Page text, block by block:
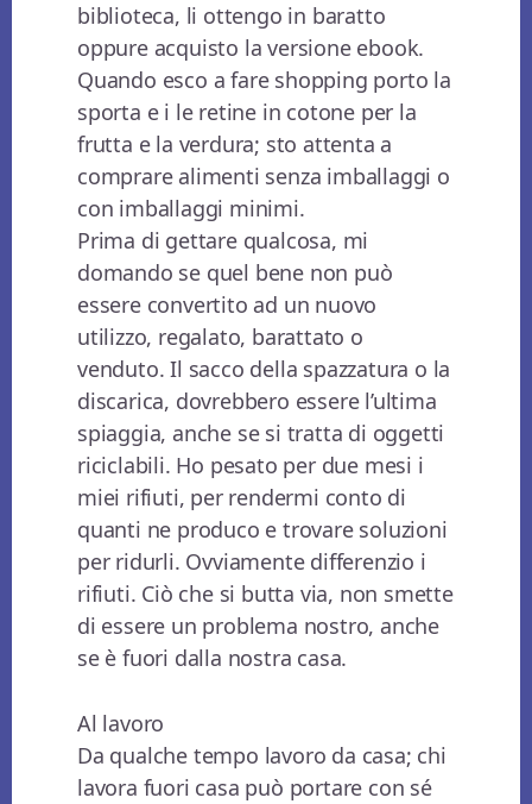
biblioteca, li ottengo in baratto
oppure acquisto la versione ebook.
Quando esco a fare shopping porto la
sporta e i le retine in cotone per la
frutta e la verdura; sto attenta a
comprare alimenti senza imballaggi o
con imballaggi minimi.
Prima di gettare qualcosa, mi
domando se quel bene non può
essere convertito ad un nuovo
utilizzo, regalato, barattato o
venduto. Il sacco della spazzatura o la
discarica, dovrebbero essere l’ultima
spiaggia, anche se si tratta di oggetti
riciclabili. Ho pesato per due mesi i
miei rifiuti, per rendermi conto di
quanti ne produco e trovare soluzioni
per ridurli. Ovviamente differenzio i
rifiuti. Ciò che si butta via, non smette
di essere un problema nostro, anche
se è fuori dalla nostra casa.
Al lavoro
Da qualche tempo lavoro da casa; chi
lavora fuori casa può portare con sé